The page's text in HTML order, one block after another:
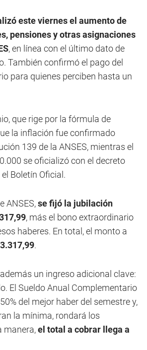
este viernes el aumento de
pensiones y otras asignaciones
, en línea con el último dato de
También confirmó el pago del
para quienes perciben hasta un
que rige por la fórmula de
la inflación fue confirmado
139 de la ANSES, mientras el
se oficializó con el decreto
Boletín Oficial.
ANSES,se fijó la jubilación
, más el bono extraordinario
haberes. En total, el monto a
.
un ingreso adicional clave:
El Sueldo Anual Complementario
del mejor haber del semestre y,
la mínima, rondará los
manera,el total a cobrar llega a